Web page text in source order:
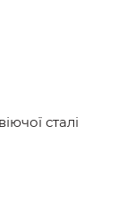
сталі